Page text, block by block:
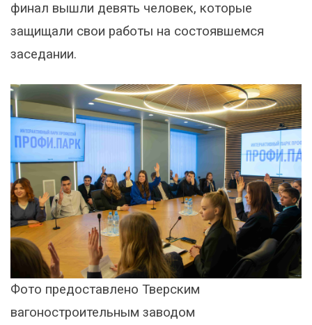
финал вышли девять человек, которые
защищали свои работы на состоявшемся
заседании.
Фото предоставлено Тверским
вагоностроительным заводом